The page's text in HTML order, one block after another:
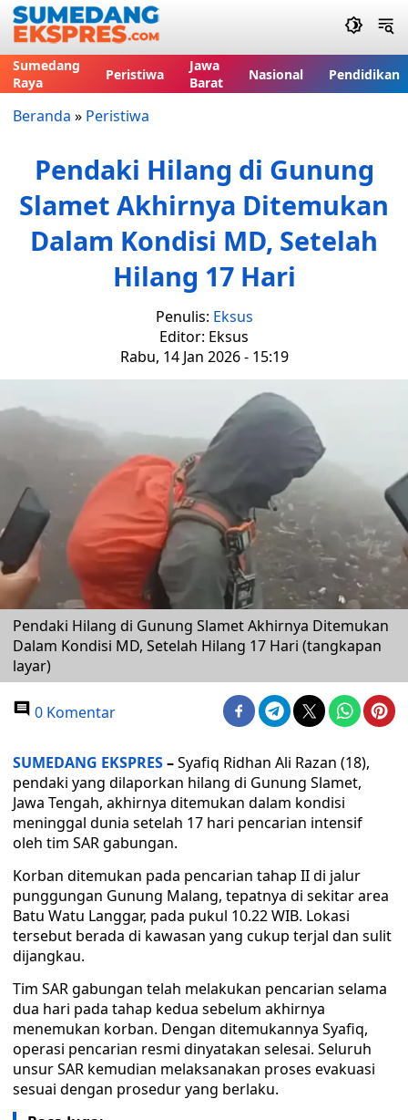
Sumedang
Raya
Peristiwa
Jawa
Barat
Nasional Pendidikan
Beranda » Peristiwa
Pendaki Hilang di Gunung
Slamet Akhirnya Ditemukan
Dalam Kondisi MD, Setelah
Hilang 17 Hari
Penulis: Eksus
Editor: Eksus
Rabu, 14 Jan 2026 - 15:19
Pendaki Hilang di Gunung Slamet Akhirnya Ditemukan
Dalam Kondisi MD, Setelah Hilang 17 Hari (tangkapan
layar)
0 Komentar
SUMEDANG EKSPRES–Syafiq Ridhan Ali Razan (18),
pendaki yang dilaporkan hilang di Gunung Slamet,
Jawa Tengah, akhirnya ditemukan dalam kondisi
meninggal dunia setelah 17 hari pencarian intensif
oleh tim SAR gabungan.
Korban ditemukan pada pencarian tahap II di jalur
punggungan Gunung Malang, tepatnya di sekitar area
Batu Watu Langgar, pada pukul 10.22 WIB. Lokasi
tersebut berada di kawasan yang cukup terjal dan sulit
dijangkau.
Tim SAR gabungan telah melakukan pencarian selama
dua hari pada tahap kedua sebelum akhirnya
menemukan korban. Dengan ditemukannya Syafiq,
operasi pencarian resmi dinyatakan selesai. Seluruh
unsur SAR kemudian melaksanakan proses evakuasi
sesuai dengan prosedur yang berlaku.